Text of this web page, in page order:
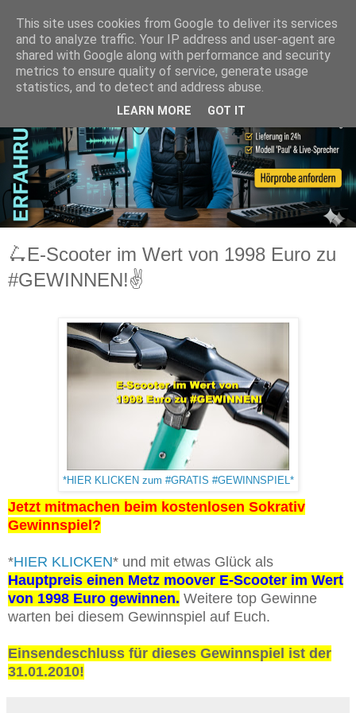
🛴E-Scooter im Wert von 1998 Euro zu
#GEWINNEN!✌
*HIER KLICKEN zum #GRATIS #GEWINNSPIEL*
Jetzt mitmachen beim kostenlosen Sokrativ
Gewinnspiel?
*HIER KLICKEN* und mit etwas Glück als
Hauptpreis einen Metz moover E-Scooter im Wert
von 1998 Euro gewinnen. Weitere top Gewinne
warten bei diesem Gewinnspiel auf Euch.
Einsendeschluss für dieses Gewinnspiel ist der
31.01.2010!
This site uses cookies from Google to deliver its services
and to analyze traffic. Your IP address and user-agent are
shared with Google along with performance and security
metrics to ensure quality of service, generate usage
statistics, and to detect and address abuse.
LEARN MORE GOT IT